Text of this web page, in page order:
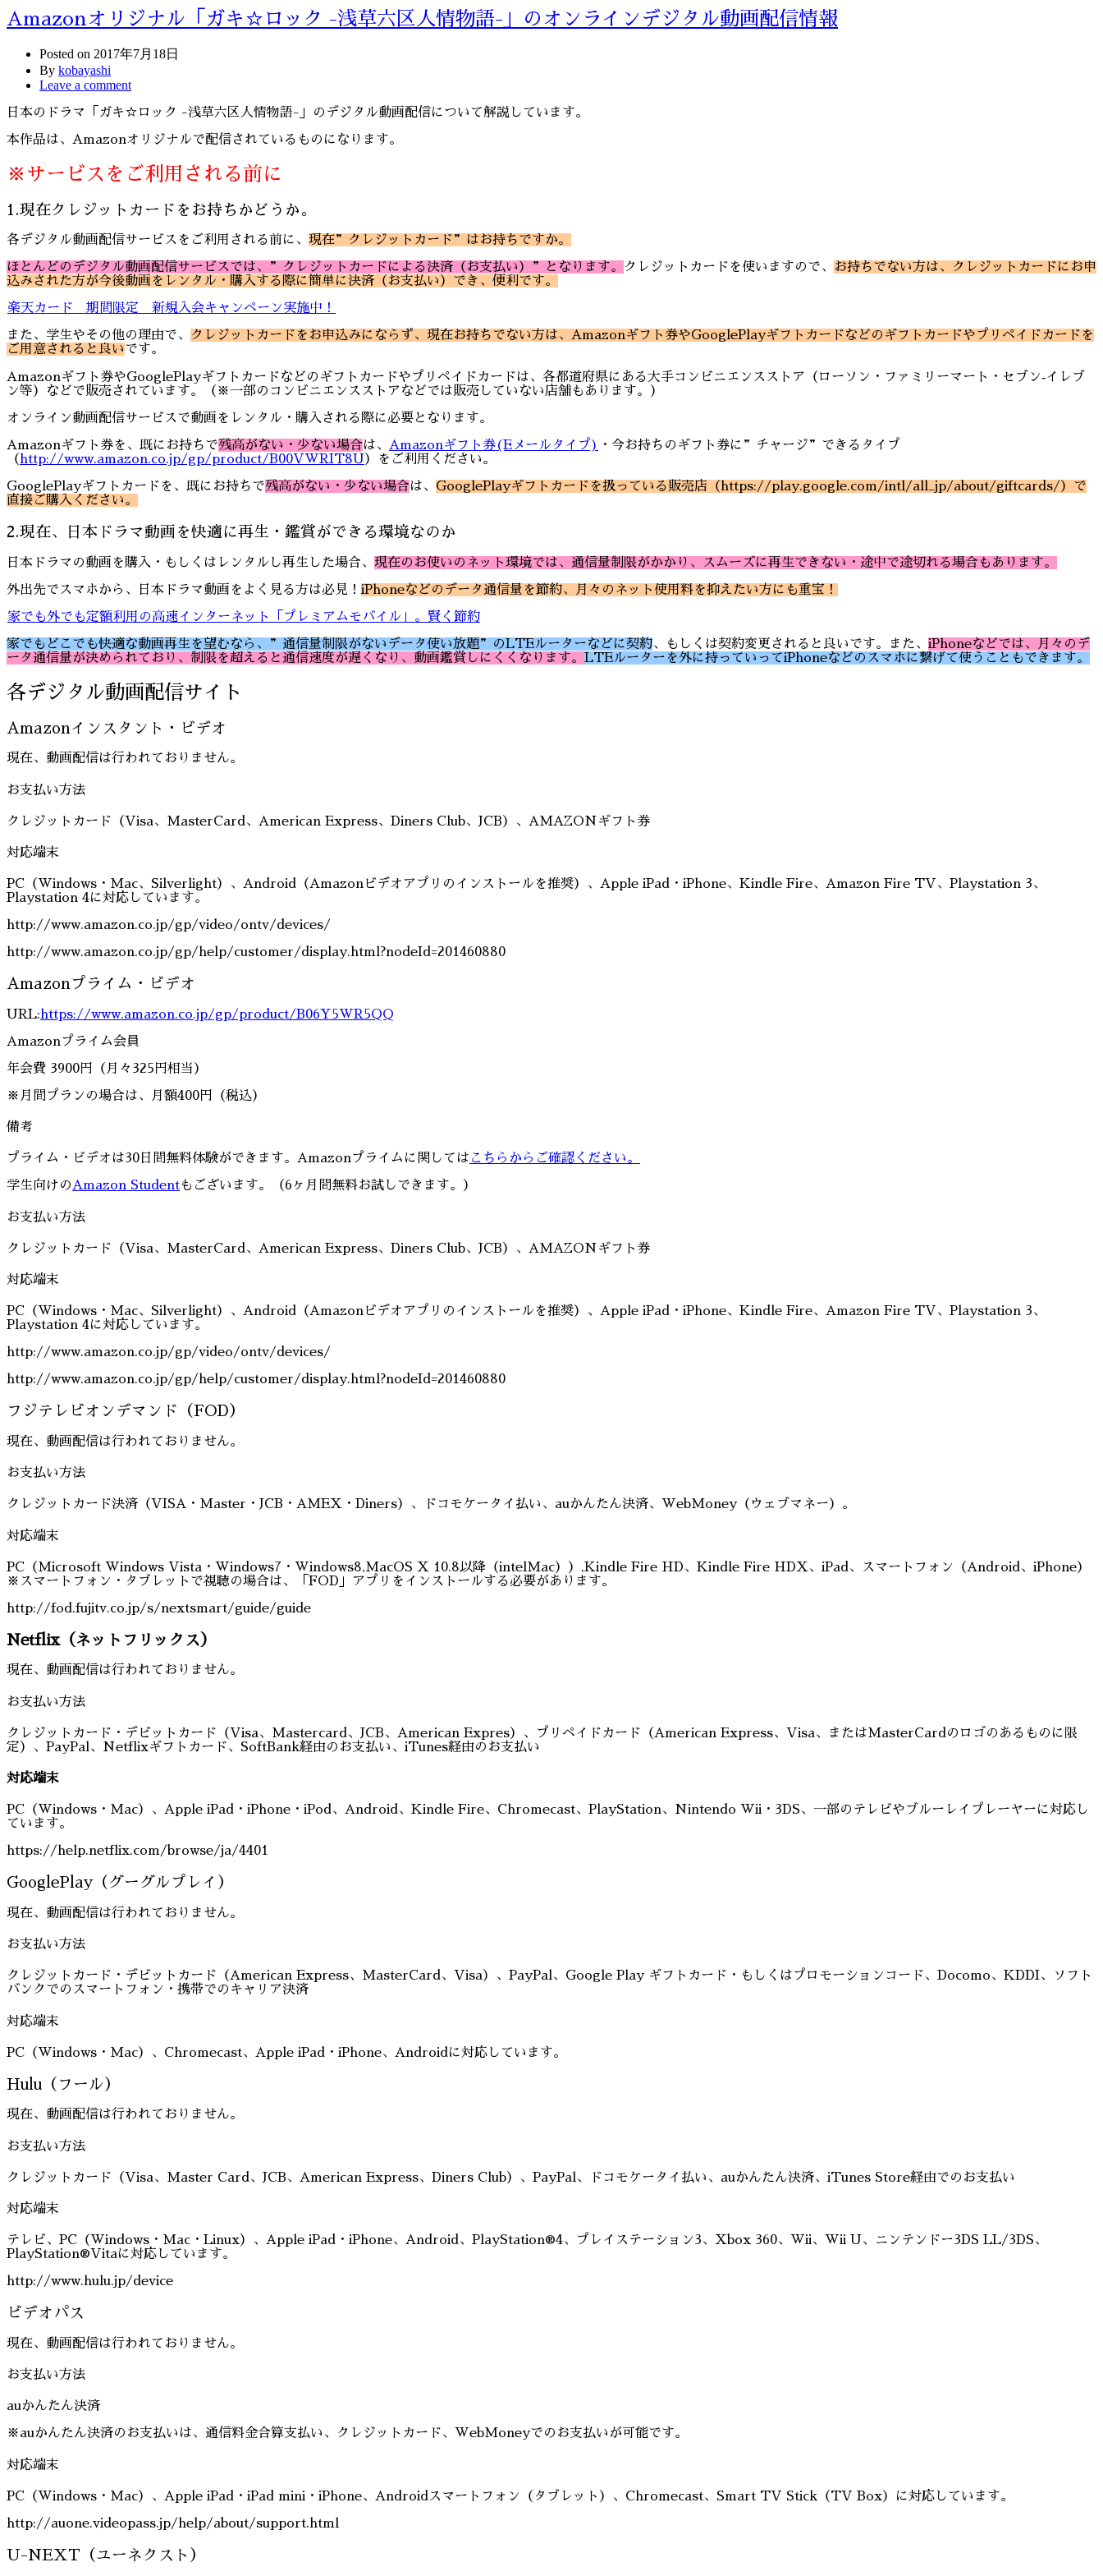
Amazonオリジナル「ガキ☆ロック -浅草六区人情物語-」のオンラインデジタル動画配信情報
Posted on 2017年7月18日
By kobayashi
Leave a comment
日本のドラマ「ガキ☆ロック -浅草六区人情物語-」のデジタル動画配信について解説しています。
本作品は、Amazonオリジナルで配信されているものになります。
※サービスをご利用される前に
1.現在クレジットカードをお持ちかどうか。
各デジタル動画配信サービスをご利用される前に、 現在”クレジットカード”はお持ちですか。
ほとんどのデジタル動画配信サービスでは、”クレジットカードによる決済（お支払い）”となります。 クレジットカードを使いますので、
お持ちでない方は、クレジットカードにお申
込みされた方が今後動画をレンタル・購入する際に簡単に決済（お支払い）でき、便利です。
楽天カード 期間限定 新規入会キャンペーン実施中！
また、学生やその他の理由で、
クレジットカードをお申込みにならず、現在お持ちでない方は、Amazonギフト券やGooglePlayギフトカードなどのギフトカードやプリペイドカードを
ご用意されると良いです。
Amazonギフト券やGooglePlayギフトカードなどのギフトカードやプリペイドカードは、各都道府県にある大手コンビニエンスストア（ローソン・ファミリーマート・セブン‐イレブ
ン等）などで販売されています。（※一部のコンビニエンスストアなどでは販売していない店舗もあります。）
オンライン動画配信サービスで動画をレンタル・購入される際に必要となります。
Amazonギフト券を、既にお持ちで残高がない・少ない場合は、 Amazonギフト券(Eメールタイプ)
・今お持ちのギフト券に”チャージ”できるタイプ
（http://www.amazon.co.jp/gp/product/B00VWRIT8U ）をご利用ください。
GooglePlayギフトカードを、既にお持ちで残高がない・少ない場合は、 GooglePlayギフトカードを扱っている販売店（https://play.google.com/intl/all_jp/about/giftcards/）で
直接ご購入ください。
2.現在、日本ドラマ動画を快適に再生・鑑賞ができる環境なのか
日本ドラマの動画を購入・もしくはレンタルし再生した場合、 現在のお使いのネット環境では、通信量制限がかかり、スムーズに再生できない・途中で途切れる場合もあります。
外出先でスマホから、日本ドラマ動画をよく見る方は必見！ iPhoneなどのデータ通信量を節約、月々のネット使用料を抑えたい方にも重宝！
家でも外でも定額利用の高速インターネット「プレミアムモバイル」。賢く節約
家でもどこでも快適な動画再生を望むなら、”通信量制限がないデータ使い放題”のLTEルーターなどに契約、もしくは契約変更されると良いです。また、 iPhoneなどでは、月々のデ
ータ通信量が決められており、制限を超えると通信速度が遅くなり、動画鑑賞しにくくなります。
LTEルーターを外に持っていってiPhoneなどのスマホに繋げて使うこともできます。
各デジタル動画配信サイト
Amazonインスタント・ビデオ
現在、動画配信は行われておりません。
お支払い方法
クレジットカード（Visa、MasterCard、American Express、Diners Club、JCB）、AMAZONギフト券
対応端末
PC（Windows・Mac、Silverlight）、Android（Amazonビデオアプリのインストールを推奨）、Apple iPad・iPhone、Kindle Fire、Amazon Fire TV、Playstation 3、
Playstation 4に対応しています。
http://www.amazon.co.jp/gp/video/ontv/devices/
http://www.amazon.co.jp/gp/help/customer/display.html?nodeId=201460880
Amazonプライム・ビデオ
URL: https://www.amazon.co.jp/gp/product/B06Y5WR5QQ
Amazonプライム会員
年会費 3900円（月々325円相当）
※月間プランの場合は、月額400円（税込）
備考
プライム・ビデオは30日間無料体験ができます。Amazonプライムに関しては こちらからご確認ください。
学生向けのAmazon Studentもございます。（6ヶ月間無料お試しできます。）
お支払い方法
クレジットカード（Visa、MasterCard、American Express、Diners Club、JCB）、AMAZONギフト券
対応端末
PC（Windows・Mac、Silverlight）、Android（Amazonビデオアプリのインストールを推奨）、Apple iPad・iPhone、Kindle Fire、Amazon Fire TV、Playstation 3、
Playstation 4に対応しています。
http://www.amazon.co.jp/gp/video/ontv/devices/
http://www.amazon.co.jp/gp/help/customer/display.html?nodeId=201460880
フジテレビオンデマンド（FOD）
現在、動画配信は行われておりません。
お支払い方法
クレジットカード決済（VISA・Master・JCB・AMEX・Diners）、ドコモケータイ払い、auかんたん決済、WebMoney（ウェブマネー）。
対応端末
PC（Microsoft Windows Vista・Windows7・Windows8,MacOS X 10.8以降（intelMac））,Kindle Fire HD、Kindle Fire HDX、iPad、スマートフォン（Android、iPhone）
※スマートフォン・タブレットで視聴の場合は、「FOD」アプリをインストールする必要があります。
http://fod.fujitv.co.jp/s/nextsmart/guide/guide
Netflix（ネットフリックス）
現在、動画配信は行われておりません。
お支払い方法
クレジットカード・デビットカード（Visa、Mastercard、JCB、American Expres）、プリペイドカード（American Express、Visa、またはMasterCardのロゴのあるものに限
定）、PayPal、Netflixギフトカード、SoftBank経由のお支払い、iTunes経由のお支払い
対応端末
PC（Windows・Mac）、Apple iPad・iPhone・iPod、Android、Kindle Fire、Chromecast、PlayStation、Nintendo Wii・3DS、一部のテレビやブルーレイプレーヤーに対応し
ています。
https://help.netflix.com/browse/ja/4401
GooglePlay（グーグルプレイ）
現在、動画配信は行われておりません。
お支払い方法
クレジットカード・デビットカード（American Express、MasterCard、Visa）、PayPal、Google Play ギフトカード・もしくはプロモーションコード、Docomo、KDDI、ソフト
バンクでのスマートフォン・携帯でのキャリア決済
対応端末
PC（Windows・Mac）、Chromecast、Apple iPad・iPhone、Androidに対応しています。
Hulu（フール）
現在、動画配信は行われておりません。
お支払い方法
クレジットカード（Visa、Master Card、JCB、American Express、Diners Club）、PayPal、ドコモケータイ払い、auかんたん決済、iTunes Store経由でのお支払い
対応端末
テレビ、PC（Windows・Mac・Linux）、Apple iPad・iPhone、Android、PlayStation®4、プレイステーション3、Xbox 360、Wii、Wii U、ニンテンドー3DS LL/3DS、
PlayStation®Vitaに対応しています。
http://www.hulu.jp/device
ビデオパス
現在、動画配信は行われておりません。
お支払い方法
auかんたん決済
※auかんたん決済のお支払いは、通信料金合算支払い、クレジットカード、WebMoneyでのお支払いが可能です。
対応端末
PC（Windows・Mac）、Apple iPad・iPad mini・iPhone、Androidスマートフォン（タブレット）、Chromecast、Smart TV Stick（TV Box）に対応しています。
http://auone.videopass.jp/help/about/support.html
U-NEXT（ユーネクスト）